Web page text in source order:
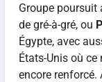
Groupe poursuit
de gré-à-gré, ou
Égypte, avec
États-Unis où ce
encore renforcé.